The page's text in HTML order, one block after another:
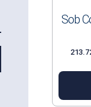
Sob